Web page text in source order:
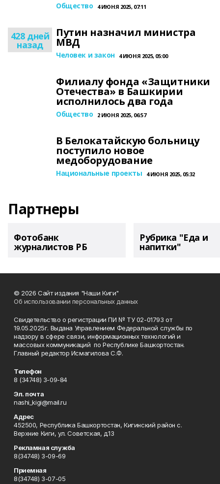
Общество 4 ИЮНЯ 2025, 07:11
428 дней
назад
Путин назначил министра
МВД
Человек и закон 4 ИЮНЯ 2025, 05:00
Филиалу фонда «Защитники
Отечества» в Башкирии
исполнилось два года
Общество 2 ИЮНЯ 2025, 06:57
В Белокатайскую больницу
поступило новое
медоборудование
Национальные проекты 4 ИЮНЯ 2025, 05:32
Партнеры
Фотобанк
журналистов РБ
Рубрика "Еда и
напитки"
© 2026 Сайт издания "Наши Киги"
Об использовании персональных данных
Свидетельство о регистрации ПИ № ТУ 02-01793 от
19.05.2025г. Выдана Управлением Федеральной службы по
надзору в сфере связи, информационных технологий и
массовых коммуникаций по Республике Башкортостан.
Главный редактор Исмагилова С.Ф.
Телефон
8 (34748) 3-09-84
Эл. почта
nashi_kigi@mail.ru
Адрес
452500, Республика Башкортостан, Кигинский район с.
Верхние Киги, ул. Советская, д.13
Рекламная служба
8(34748) 3-09-69
Приемная
8(34748) 3-07-05